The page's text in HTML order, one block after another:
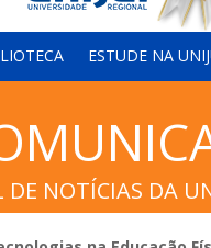
ESTUDE NA
DE NOTÍCIAS DA